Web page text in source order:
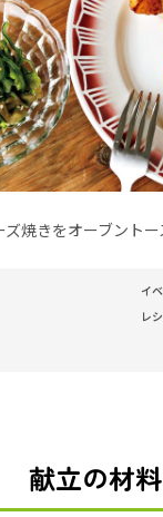
焼きをオーブント
イ
レ
献立の材料